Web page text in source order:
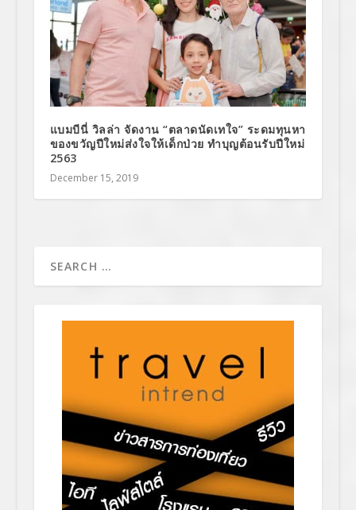
แบมบีนี่ วิลล่า จัดงาน “ตลาดนัดเทใจ” ระดมทุนหา
ของขวัญปีใหม่ส่งใจให้เด็กป่วย ทำบุญต้อนรับปีใหม่
2563
December 15, 2019